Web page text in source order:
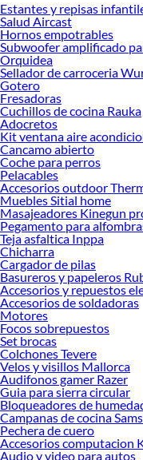
Desde remodelaciones hasta
tus ideas realidad. ¡Visítanos y
Baterias Externas!
Explora la variedad de
Herramientas, materiales y
renovación de espacios.
ofrecerte!
Encuentra una amplia variedad
Encuentra todo lo necesario
¡Visítanos y haz tus ideas
Estantes y repisas
Salud Aircast
Hornos empotrables
Subwoofer amplificado
Orquidea
Sellador de carroceria
Gotero
Fresadoras
Cuchillos de cocina Rauka
Adocretos
Kit ventana aire
Cancamo abierto
Coche para perros
Pelacables
Accesorios outdoor
Muebles Sitial home
Masajeadores Kinegun
Pegamento para
Teja asfaltica Inppa
Chicharra
Cargador de pilas
Basureros y papeleros
Accesorios y repuestos
Accesorios de soldadoras
Motores
Focos sobrepuestos
Set brocas
Colchones Tevere
Velos y visillos Mallorca
Audifonos gamer Razer
Guia para sierra circular
Bloqueadores de
Campanas de cocina
Pechera de cuero
Accesorios computacion
Audio y video para autos